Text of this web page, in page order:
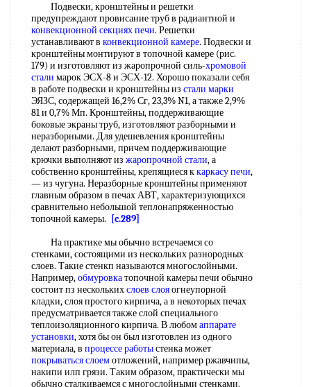
Подвески, кронштейны и решетки
предупреждают провисание труб в радиантной и
конвекционной секциях печи. Решетки
устанавливают в конвекционной камере. Подвески и
кронштейны монтируют в топочной камере (рис.
179) и изготовляют из жаропрочной силь-хромовой
стали марок ЭСХ-8 и ЭСХ-12. Хорошо показали себя
в работе подвески и кронштейны из стали марки
ЭЯЗС, содержащей 16,2% Сг, 23,3% N1, а также 2,9%
81 и 0,7% Мп. Кронштейны, поддерживающие
боковые экраны труб, изготовляют разборными и
неразборными. Для удешевления кронштейны
делают разборными, причем поддерживающие
крючки выполняют из жаропрочной стали, а
собственно кронштейны, крепящиеся ккаркасу печи,
— из чугуна. Неразборные кронштейны применяют
главным образом в печах АВТ, характеризующихся
сравнительно небольшой теплонапряженностью
топочной камеры.
[c.289]
На практике мы обычно встречаемся со
стенками, состоящими из нескольких разнородных
слоев. Такие стенкп называются многослойными.
Например,обмуровкатопочной камеры печи обычно
состоит пз несколькихслоев слояогнеупорной
кладки, слоя простого кирпича, а в некоторых печах
предусматривается также слой специального
теплоизоляционного кирпича. В любомаппарате
установки, хотя бы он был изготовлен из одного
материала, в процессе работыстенка может
покрываться слоемотложений, например ржавчипы,
накипи илп грязи. Таким образом, практически мы
обычно сталкиваемся с многослойными стенками.